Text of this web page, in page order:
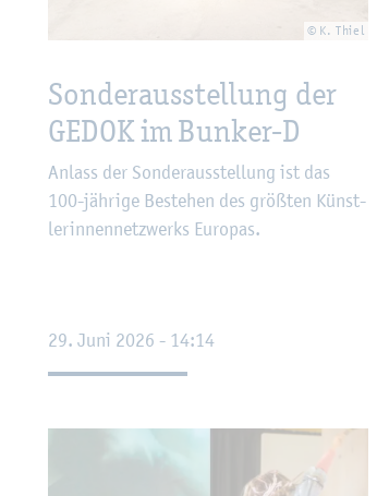
© K. Thiel
Son­der­aus­stel­lung der
GEDOK im Bun­ker-D
An­lass der Son­der­aus­stel­lung ist das
100-jäh­ri­ge Be­stehen des grö­ß­ten Künst­
le­rin­nen­netz­werks Eu­ro­pas.
29. Juni 2026 - 14:14